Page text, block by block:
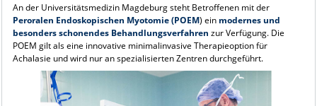
An der Universitätsmedizin Magdeburg steht Betroffenen mit der
Peroralen Endoskopischen Myotomie (POEM) ein modernes und
besonders schonendes Behandlungsverfahren zur Verfügung. Die
POEM gilt als eine innovative minimalinvasive Therapieoption für
Achalasie und wird nur an spezialisierten Zentren durchgeführt.